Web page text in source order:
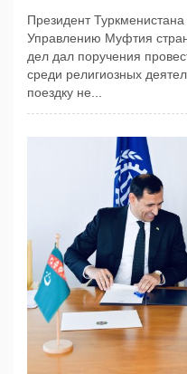
Президент
Управлению Муфтия
дел дал поручения
среди религиозных
поездку не...